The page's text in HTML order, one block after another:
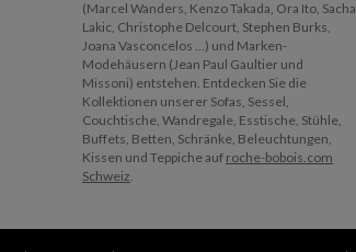
(Marcel Wanders, Kenzo Takada, Ora Ito, Sacha
Lakic, Christophe Delcourt, Stephen Burks,
Joana Vasconcelos ...) und Marken-
Modehäusern (Jean Paul Gaultier und
Missoni) entstehen. Entdecken Sie die
Kollektionen unserer Sofas, Sessel,
Couchtische, Wandregale, Esstische, Stühle,
Buffets, Betten, Schränke, Beleuchtungen,
Kissen und Teppiche auf roche-bobois.com
Schweiz